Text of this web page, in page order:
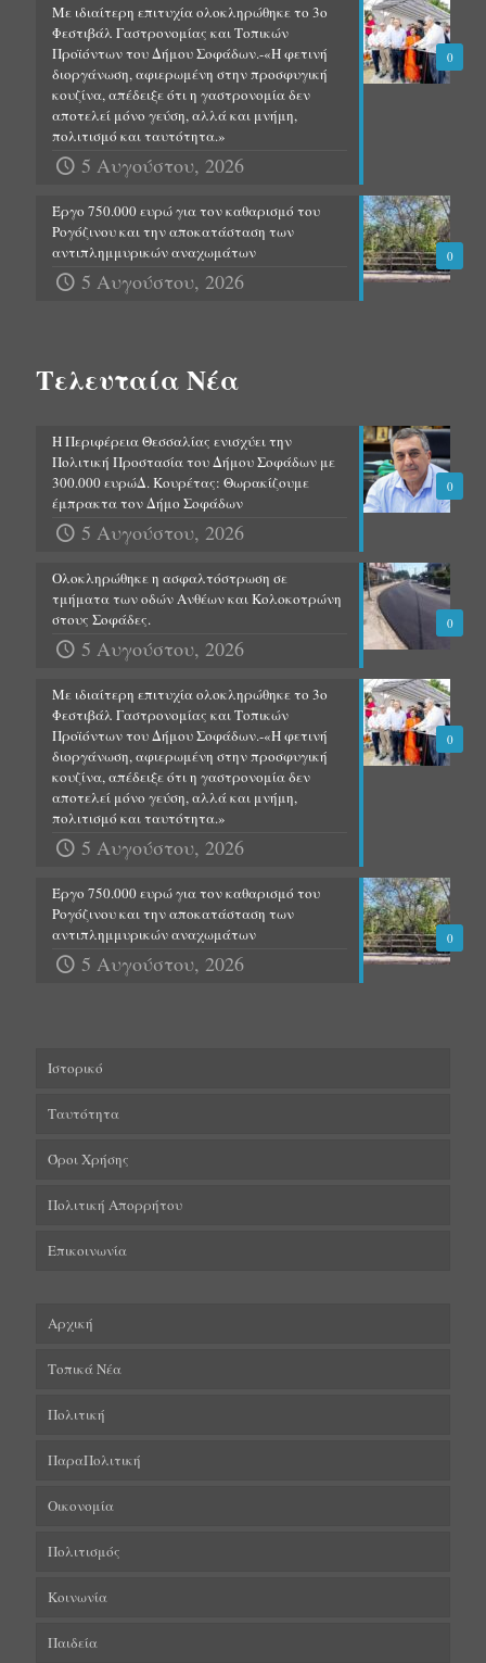
0
Με ιδιαίτερη επιτυχία ολοκληρώθηκε το 3ο
Φεστιβάλ Γαστρονομίας και Τοπικών
Προϊόντων του Δήμου Σοφάδων.-«Η φετινή
διοργάνωση, αφιερωμένη στην προσφυγική
κουζίνα, απέδειξε ότι η γαστρονομία δεν
αποτελεί μόνο γεύση, αλλά και μνήμη,
πολιτισμό και ταυτότητα.»
5 Αυγούστου, 2026
0
Έργο 750.000 ευρώ για τον καθαρισμό του
Ρογόζινου και την αποκατάσταση των
αντιπλημμυρικών αναχωμάτων
5 Αυγούστου, 2026
Τελευταία Νέα
0
Η Περιφέρεια Θεσσαλίας ενισχύει την
Πολιτική Προστασία του Δήμου Σοφάδων με
300.000 ευρώΔ. Κουρέτας: Θωρακίζουμε
έμπρακτα τον Δήμο Σοφάδων
5 Αυγούστου, 2026
0
Ολοκληρώθηκε η ασφαλτόστρωση σε
τμήματα των οδών Ανθέων και Κολοκοτρώνη
στους Σοφάδες.
5 Αυγούστου, 2026
0
Με ιδιαίτερη επιτυχία ολοκληρώθηκε το 3ο
Φεστιβάλ Γαστρονομίας και Τοπικών
Προϊόντων του Δήμου Σοφάδων.-«Η φετινή
διοργάνωση, αφιερωμένη στην προσφυγική
κουζίνα, απέδειξε ότι η γαστρονομία δεν
αποτελεί μόνο γεύση, αλλά και μνήμη,
πολιτισμό και ταυτότητα.»
5 Αυγούστου, 2026
0
Έργο 750.000 ευρώ για τον καθαρισμό του
Ρογόζινου και την αποκατάσταση των
αντιπλημμυρικών αναχωμάτων
5 Αυγούστου, 2026
Ιστορικό
Ταυτότητα
Όροι Χρήσης
Πολιτική Απορρήτου
Επικοινωνία
Αρχική
Τοπικά Νέα
Πολιτική
ΠαραΠολιτική
Οικονομία
Πολιτισμός
Κοινωνία
Παιδεία